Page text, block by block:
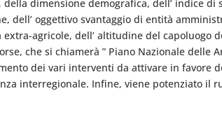
dimensione demografica, dell’ indice
dell’ oggettivo svantaggio di entità
agricole, dell’ altitudine del
che si chiamerà ” Piano Nazionale delle
dei vari interventi da attivare in favore
interregionale. Infine, viene potenziato il